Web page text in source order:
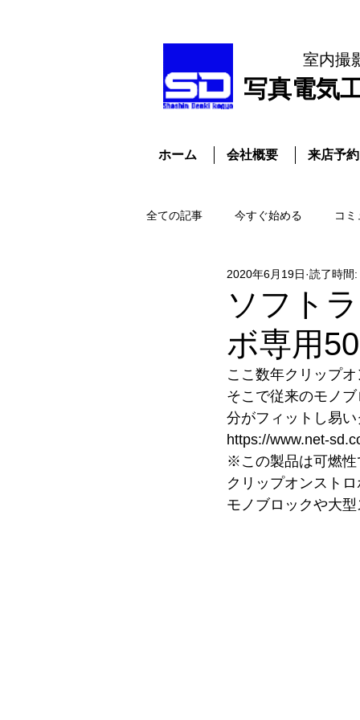
写真電気
室内撮
ホーム 会社概要 来店予
全ての記事 今すぐ始める コ
ソフト
ボ専用
2020年6月19日 読了時間
ここ数年クリップ
そこで従来のモノ
分がフィットし易
https://www.net-
※この製品は可燃性
クリップオンスト
モノブロックや大